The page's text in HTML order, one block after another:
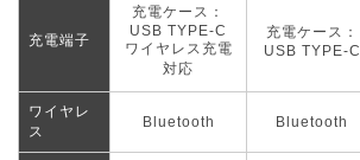
充電端子
充電ケース：
USB TYPE-C
ワイヤレス充電
対応
充電ケース：
USB TYPE-C
ワイヤレ
ス
Bluetooth Bluetooth